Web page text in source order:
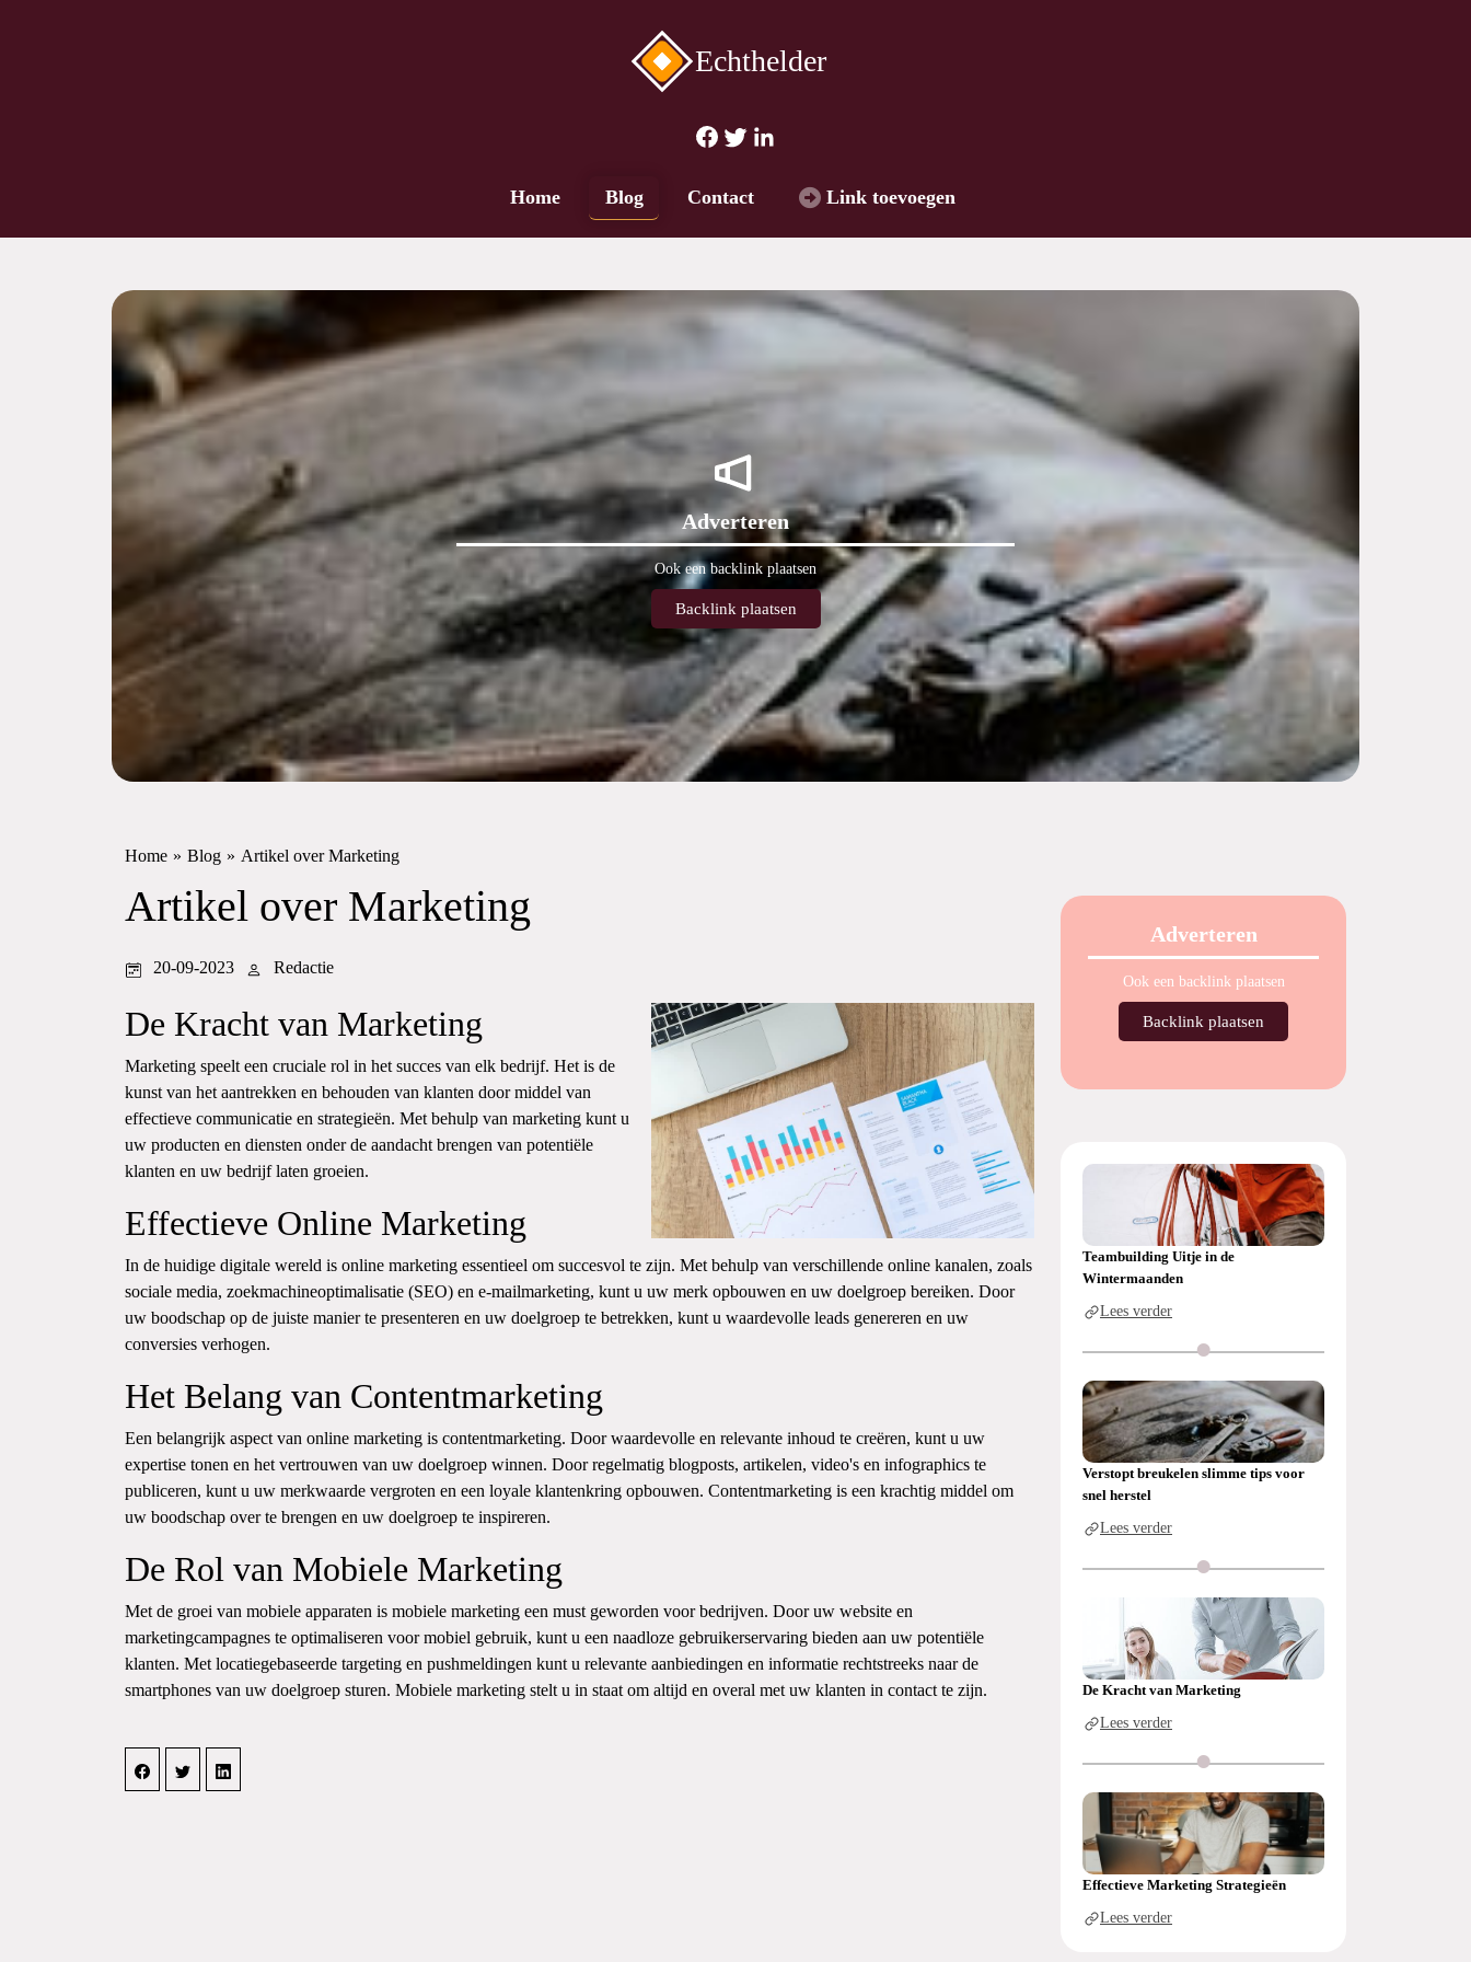
Echthelder
Home Blog Contact Link toevoegen
Adverteren
Ook een backlink plaatsen
Backlink plaatsen
Home » Blog » Artikel over Marketing
Artikel over Marketing
20-09-2023 Redactie
De Kracht van Marketing
Marketing speelt een cruciale rol in het succes van elk bedrijf. Het is de
kunst van het aantrekken en behouden van klanten door middel van
effectieve communicatie en strategieën. Met behulp van marketing kunt u
uw producten en diensten onder de aandacht brengen van potentiële
klanten en uw bedrijf laten groeien.
Effectieve Online Marketing
In de huidige digitale wereld is online marketing essentieel om succesvol te zijn. Met behulp van verschillende online kanalen, zoals
sociale media, zoekmachineoptimalisatie (SEO) en e-mailmarketing, kunt u uw merk opbouwen en uw doelgroep bereiken. Door
uw boodschap op de juiste manier te presenteren en uw doelgroep te betrekken, kunt u waardevolle leads genereren en uw
conversies verhogen.
Het Belang van Contentmarketing
Een belangrijk aspect van online marketing is contentmarketing. Door waardevolle en relevante inhoud te creëren, kunt u uw
expertise tonen en het vertrouwen van uw doelgroep winnen. Door regelmatig blogposts, artikelen, video's en infographics te
publiceren, kunt u uw merkwaarde vergroten en een loyale klantenkring opbouwen. Contentmarketing is een krachtig middel om
uw boodschap over te brengen en uw doelgroep te inspireren.
De Rol van Mobiele Marketing
Met de groei van mobiele apparaten is mobiele marketing een must geworden voor bedrijven. Door uw website en
marketingcampagnes te optimaliseren voor mobiel gebruik, kunt u een naadloze gebruikerservaring bieden aan uw potentiële
klanten. Met locatiegebaseerde targeting en pushmeldingen kunt u relevante aanbiedingen en informatie rechtstreeks naar de
smartphones van uw doelgroep sturen. Mobiele marketing stelt u in staat om altijd en overal met uw klanten in contact te zijn.
Adverteren
Ook een backlink plaatsen
Backlink plaatsen
Teambuilding Uitje in de
Wintermaanden
Lees verder
Verstopt breukelen slimme tips voor
snel herstel
Lees verder
De Kracht van Marketing
Lees verder
Effectieve Marketing Strategieën
Lees verder